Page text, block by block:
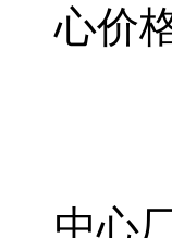
心价
中心